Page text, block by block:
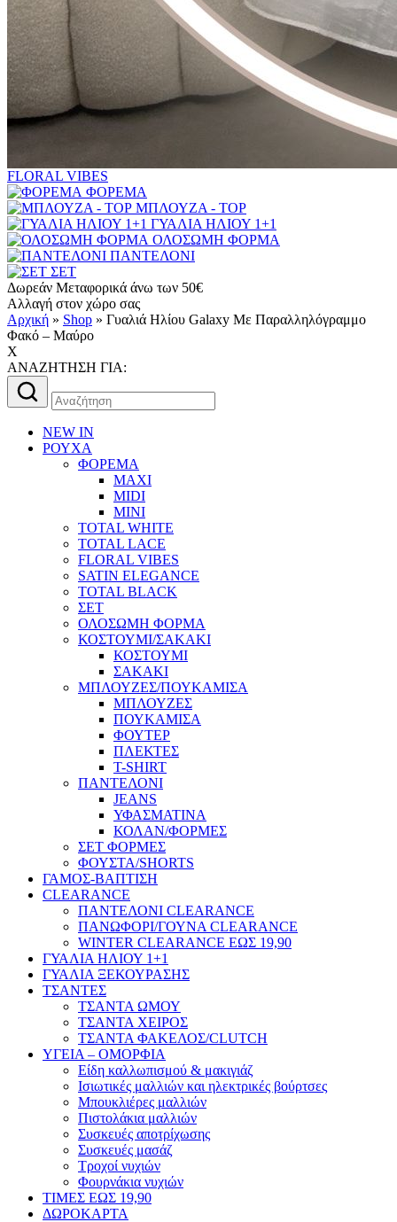
FLORAL VIBES
ΦΟΡΕΜΑ
ΜΠΛΟΥΖΑ - TOP
ΓΥΑΛΙΑ ΗΛΙΟΥ 1+1
ΟΛΟΣΩΜΗ ΦΟΡΜΑ
ΠΑΝΤΕΛΟΝΙ
ΣΕΤ
Δωρεάν Μεταφορικά άνω των 50€
Αλλαγή στον χώρο σας
Αρχική » Shop » Γυαλιά Ηλίου Galaxy Mε Παραλληλόγραμμο
Φακό – Μαύρο
X
AΝΑΖΗΤΗΣΗ ΓΙΑ:
Αναζήτηση
για:
NEW IN
ΡΟΥΧΑ
ΦΟΡΕΜΑ
MAXI
MIDI
MINI
TOTAL WHITE
TOTAL LACE
FLORAL VIBES
SATIN ELEGANCE
TOTAL BLACK
ΣΕΤ
ΟΛΟΣΩΜΗ ΦΟΡΜΑ
ΚΟΣΤΟΥΜΙ/ΣΑΚΑΚΙ
ΚΟΣΤΟΥΜΙ
ΣΑΚΑΚΙ
ΜΠΛΟΥΖΕΣ/ΠΟΥΚΑΜΙΣΑ
ΜΠΛΟΥΖΕΣ
ΠΟΥΚΑΜΙΣΑ
ΦΟΥΤΕΡ
ΠΛΕΚΤΕΣ
T-SHIRT
ΠΑΝΤΕΛΟΝΙ
JEANS
ΥΦΑΣΜΑΤΙΝΑ
ΚΟΛΑΝ/ΦΟΡΜΕΣ
ΣΕΤ ΦΟΡΜΕΣ
ΦΟΥΣΤΑ/SHORTS
ΓΑΜΟΣ-ΒΑΠΤΙΣΗ
CLEARANCE
ΠΑΝΤΕΛΟΝΙ CLEARANCE
ΠΑΝΩΦΟΡΙ/ΓΟΥΝΑ CLEARANCE
WINTER CLEARANCE ΕΩΣ 19,90
ΓΥΑΛΙΑ ΗΛΙΟΥ 1+1
ΓΥΑΛΙΑ ΞΕΚΟΥΡΑΣΗΣ
ΤΣΑΝΤΕΣ
ΤΣΑΝΤΑ ΩΜΟΥ
ΤΣΑΝΤΑ ΧΕΙΡΟΣ
ΤΣΑΝΤΑ ΦΑΚΕΛΟΣ/CLUTCH
ΥΓΕΙΑ – ΟΜΟΡΦΙΑ
Είδη καλλωπισμού & μακιγιάζ
Ισιωτικές μαλλιών και ηλεκτρικές βούρτσες
Μπουκλιέρες μαλλιών
Πιστολάκια μαλλιών
Συσκευές αποτρίχωσης
Συσκευές μασάζ
Τροχοί νυχιών
Φουρνάκια νυχιών
ΤΙΜΕΣ ΕΩΣ 19,90
ΔΩΡΟΚΑΡΤΑ